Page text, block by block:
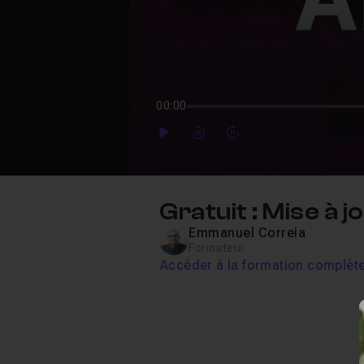
00:00
PlayForwardForward
Gratuit : Mise à
Emmanuel Correia
Accéder à la formation